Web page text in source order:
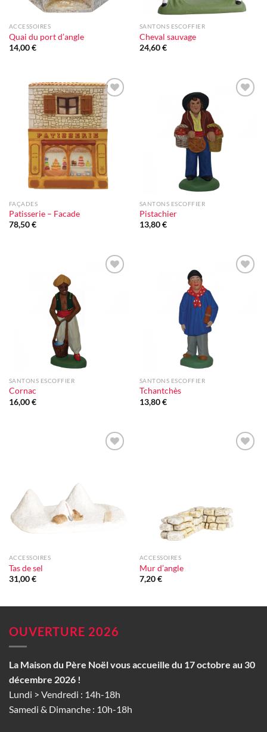
ACCESSOIRES
Quai du port d’angle
14,00€
SANTONS ESCOFFIER
Cheval sauvage
24,60€
Ajouter
à la liste
d'envie
FAÇADES
Patisserie – Facade
78,50€
SANTONS ESCOFFIER
Pistachier
13,80€
SANTONS ESCOFFIER
Cornac
16,00€
SANTONS ESCOFFIER
Tchantchès
13,80€
ACCESSOIRES
Tas de sel
31,00€
ACCESSOIRES
Mur d’angle
7,20€
OUVERTURE 2026
La Maison du Père Noël vous accueille du 17 octobre au 30
décembre 2026 !
Lundi > Vendredi : 14h-18h
Samedi & Dimanche : 10h-18h